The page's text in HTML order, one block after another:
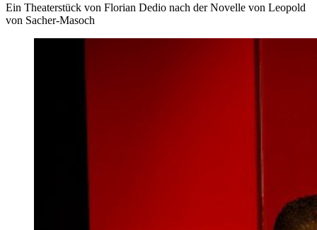
Ein Theaterstück von Florian Dedio nach der Novelle von Leopold
von Sacher-Masoch